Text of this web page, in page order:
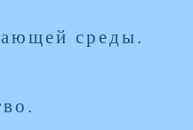
среды.